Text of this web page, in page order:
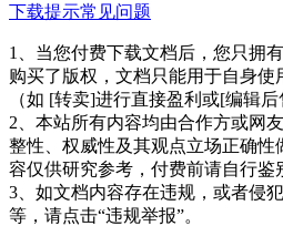
下载提示常见问题
1、当您付费下载文档后，您只拥
购买了版权，文档只能用于自身
（如 [转卖]进行直接盈利或[编辑
2、本站所有内容均由合作方或网
整性、权威性及其观点立场正确性
容仅供研究参考，付费前请自行鉴
3、如文档内容存在违规，或者侵
等，请点击“违规举报”。